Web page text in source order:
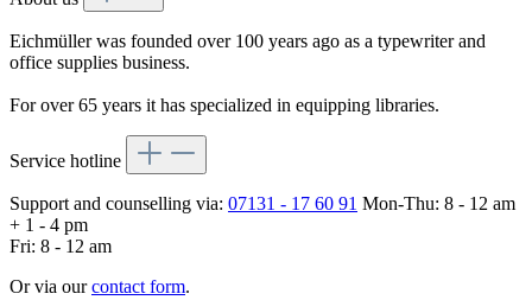
Eichmüller was founded over 100 years ago as a typewriter and
office supplies business.
For over 65 years it has specialized in equipping libraries.
Service hotline
Support and counselling via: 07131 - 17 60 91 Mon-Thu: 8 - 12 am
+ 1 - 4 pm
Fri: 8 - 12 am
Or via ourcontact form.